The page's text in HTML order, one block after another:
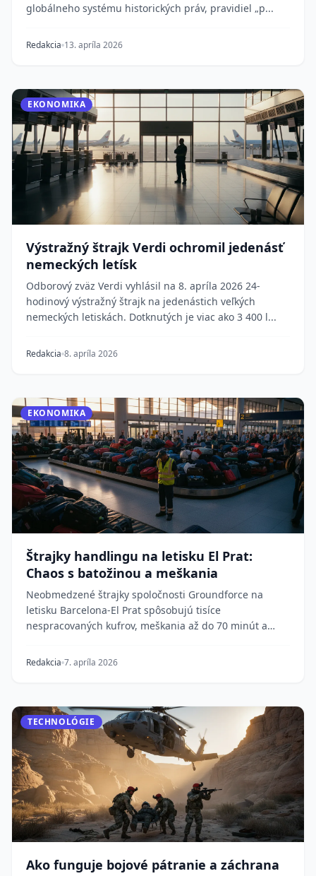
globálneho systému historických práv, pravidiel „p...
Redakcia 13. apríla 2026
EKONOMIKA
Výstražný štrajk Verdi ochromil jedenásť
nemeckých letísk
Odborový zväz Verdi vyhlásil na 8. apríla 2026 24-
hodinový výstražný štrajk na jedenástich veľkých
nemeckých letiskách. Dotknutých je viac ako 3 400 l...
Redakcia 8. apríla 2026
EKONOMIKA
Štrajky handlingu na letisku El Prat:
Chaos s batožinou a meškania
Neobmedzené štrajky spoločnosti Groundforce na
letisku Barcelona-El Prat spôsobujú tisíce
nespracovaných kufrov, meškania až do 70 minút a
Redakcia 7. apríla 2026
TECHNOLÓGIE
Ako funguje bojové pátranie a záchrana